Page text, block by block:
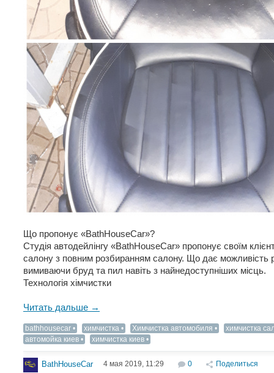
Що пропонує «BathHouseCar»?
Студія автодейлінгу «BathHouseCar» пропонує своїм
салону з повним розбиранням салону. Що дає можливість
вимиваючи бруд та пил навіть з найнедоступніших місць.
Технологія хімчистки
Читать дальше →
bathhousecar химчистка Химчистка автомобиля
химчистка
автомойка киев
химчистка киев
BathHouseCar 4 мая 2019, 11:29 0 Поделиться